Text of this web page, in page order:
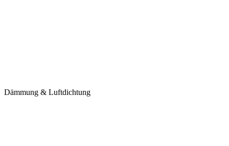
Dämmung & Luftdichtung